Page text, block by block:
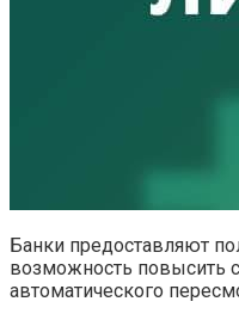
Банки предоставляют
возможность повысить
автоматического